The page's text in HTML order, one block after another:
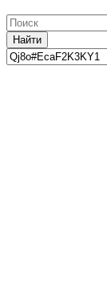
Найти